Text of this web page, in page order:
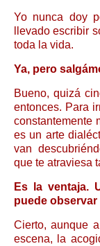
Yo nunca doy
llevado escribir
toda la vida.
Ya, pero
Bueno, quizá
entonces. Para
constantemente
es un arte
van
que te atraviesa
Es la ventaja.
puede
Cierto, aunque
escena, la